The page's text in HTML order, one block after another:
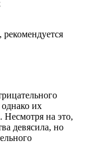
их
Несмотря на это,
девясила, но